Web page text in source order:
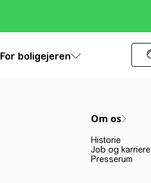
For boligejeren
Om os
Historie
Job og karriere
Presserum